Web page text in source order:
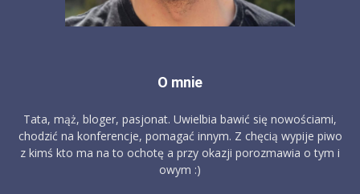
O mnie
Tata, mąż, bloger, pasjonat. Uwielbia bawić się nowościami,
chodzić na konferencje, pomagać innym. Z chęcią wypije piwo
z kimś kto ma na to ochotę a przy okazji porozmawia o tym i
owym :)